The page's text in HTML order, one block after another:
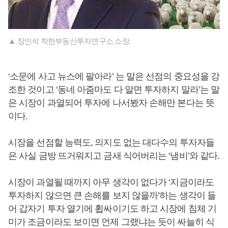
▲ 장인석 착한부동산투자연구소 소장.
‘소문에 사고 뉴스에 팔아라’ 는 말은 선점의 중요성을 강
조한 것이고 ‘동네 아줌마도 다 알면 투자하지 말라’는 말
은 시장이 과열되어 투자에 나서봤자 손해만 본다는 뜻
이다.
시장을 선점할 능력도, 의지도 없는 대다수의 투자자들
은 사실 금방 뜨거워지고 금새 식어버리는 ‘냄비’와 같다.
시장이 과열될 때까지 아무 생각이 없다가 ‘지금이라도
투자하지 않으면 큰 손해를 보지 않을까’하는 생각이 들
어 갑자기 투자 열기에 휩싸이기도 하고 시장에 침체 기
미가 조금이라도 보이면 언제 그랬냐는 듯이 싸늘히 식